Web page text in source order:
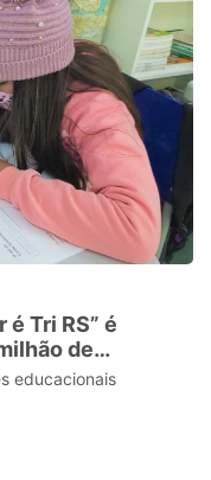
Tri RS” é
de
educacionais